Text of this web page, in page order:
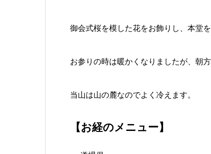
御会式桜を模した花をお飾りし、本堂
お参りの時は暖かくなりましたが、朝
当山は山の麓なのでよく冷えます。
【お経のメニュー】